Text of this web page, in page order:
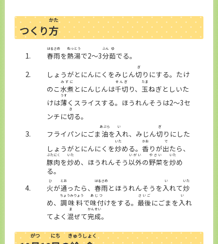
つくり方
かた
春雨
はるさめ
を熱湯
ねっとう
で2～3分
ふん
茹
ゆ
でる。
しょうがとにんにくをみじん切
ぎ
りにする。たけ
のこ水煮
みずに
とにんじんは千切
せんぎ
り、 玉
たま
ねぎとしいた
けは薄
うす
くスライスする。ほうれんそうは2～3セ
ンチに切
き
る。
フライパンにごま 油
あぶら
を 入
い
れ、みじん切
ぎ
りにした
しょうがとにんにくを炒
いた
める。 香
かお
りが出
で
たら、
豚肉
ぶたにく
を炒
いた
め、ほうれんそう以外
いがい
の野菜
やさい
を炒
いた
め
る。
火
ひ
が通
とお
ったら、 春雨
はるさめ
とほうれんそうを入
い
れて炒
いた
め、 調味料
ちょうみりょう
で味付
あじつ
けをする。 最後
さいご
にごまを入
い
れ
てよく 混
ま
ぜて完成
かんせい
。
がつ にち きゅうしょく